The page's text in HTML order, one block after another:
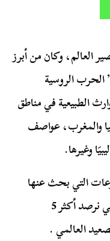
العالم، وكان من أبرز
الروسية
الطبيعية في مناطق
والمغرب، عواصف
وغيرها.
التي بحث عنها
الجمهور خلال 2023، وفي التقرير التالي نرصد أكثر 5
العالمي .